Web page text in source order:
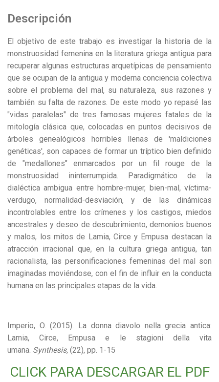
Descripción
El objetivo de este trabajo es investigar la historia de la
monstruosidad femenina en la literatura griega antigua para
recuperar algunas estructuras arquetípicas de pensamiento
que se ocupan de la antigua y moderna conciencia colectiva
sobre el problema del mal, su naturaleza, sus razones y
también su falta de razones. De este modo yo repasé las
"vidas paralelas" de tres famosas mujeres fatales de la
mitología clásica que, colocadas en puntos decisivos de
árboles genealógicos horribles llenas de 'maldiciones
genéticas', son capaces de formar un tríptico bien definido
de "medallones" enmarcados por un fil rouge de la
monstruosidad ininterrumpida. Paradigmático de la
dialéctica ambigua entre hombre-mujer, bien-mal, víctima-
verdugo, normalidad-desviación, y de las dinámicas
incontrolables entre los crímenes y los castigos, miedos
ancestrales y deseo de descubrimiento, demonios buenos
y malos, los mitos de Lamia, Circe y Empusa destacan la
atracción irracional que, en la cultura griega antigua, tan
racionalista, las personificaciones femeninas del mal son
imaginadas moviéndose, con el fin de influir en la conducta
humana en las principales etapas de la vida.
Imperio, O. (2015). La donna diavolo nella grecia antica:
Lamia, Circe, Empusa e le stagioni della vita
umana. Synthesis, (22), pp. 1-15
CLICK PARA DESCARGAR EL PDF